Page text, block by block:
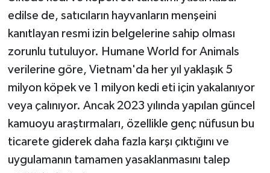
edilse de, satıcıların hayvanların menşeini
kanıtlayan resmi izin belgelerine sahip olması
zorunlu tutuluyor. Humane World for Animals
verilerine göre, Vietnam'da her yıl yaklaşık 5
milyon köpek ve 1 milyon kedi eti için yakalanıyor
veya çalınıyor. Ancak 2023 yılında yapılan güncel
kamuoyu araştırmaları, özellikle genç nüfusun bu
ticarete giderek daha fazla karşı çıktığını ve
uygulamanın tamamen yasaklanmasını talep